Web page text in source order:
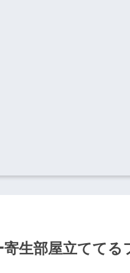
寄生部屋立てて